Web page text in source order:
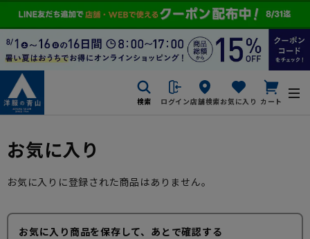
検索 ログイン店舗検索お気に入り カート
お気に入り
お気に入りに登録された商品はありません。
お気に入り商品を保存して、あとで確認する